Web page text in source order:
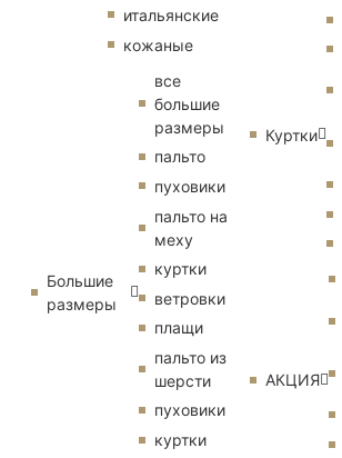
итальянские
кожаные
Большие
размеры
все
большие
размеры
пальто
пуховики
пальто на
меху
куртки
ветровки
плащи
пальто из
шерсти
пуховики
куртки
Куртки
АКЦИЯ